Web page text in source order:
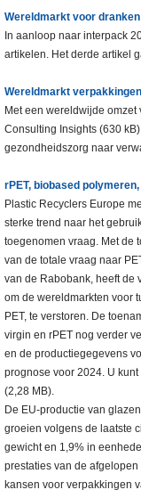
Wereldmarkt voor dranken
In aanloop naar interpack
artikelen. Het derde artikel
Wereldmarkt
Met een wereldwijde
Consulting Insights (630
gezondheidszorg naar
rPET, biobased
Plastic Recyclers Europe
sterke trend naar het
toegenomen vraag. Met de
van de totale vraag naar
van de Rabobank, heeft de
om de wereldmarkten voor
PET, te verstoren. De
virgin en rPET nog verder
en de productiegegevens
prognose voor 2024. U
(2,28 MB).
De EU-productie van
groeien volgens de laatste
gewicht en 1,9% in
prestaties van de
kansen voor verpakkingen